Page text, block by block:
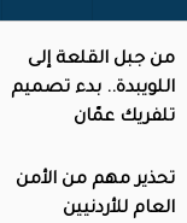
من جبل القلعة إلى
اللويبدة.. بدء تصميم
تلفريك عمّان
تحذير مهم من الأمن
العام للأردنيين